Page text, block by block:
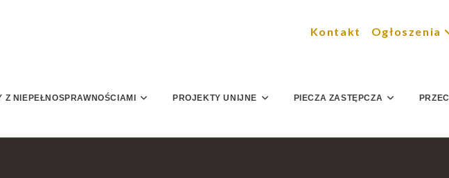
Kontakt Ogłoszenia
Z NIEPEŁNOSPRAWNOŚCIAMI PROJEKTY UNIJNE PIECZA ZASTĘPCZA